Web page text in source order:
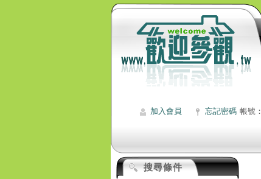
帳號：
加入會員 忘記密碼
搜尋條件